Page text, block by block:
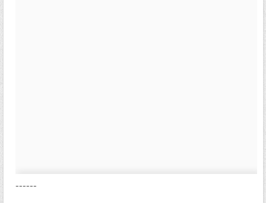
------